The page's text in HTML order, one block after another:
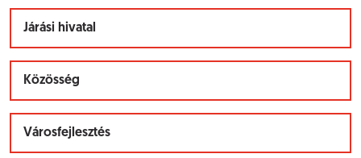
Járási hivatal
Közösség
Városfejlesztés